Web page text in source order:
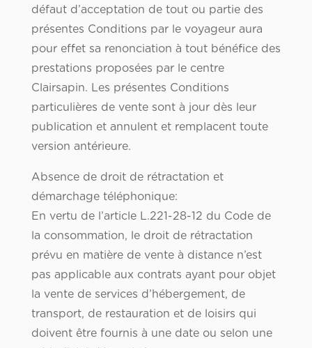
défaut d’acceptation de tout ou partie des
présentes Conditions par le voyageur aura
pour effet sa renonciation à tout bénéfice des
prestations proposées par le centre
Clairsapin. Les présentes Conditions
particulières de vente sont à jour dès leur
publication et annulent et remplacent toute
version antérieure.
Absence de droit de rétractation et
démarchage téléphonique:
En vertu de l’article L.221-28-12 du Code de
la consommation, le droit de rétractation
prévu en matière de vente à distance n’est
pas applicable aux contrats ayant pour objet
la vente de services d’hébergement, de
transport, de restauration et de loisirs qui
doivent être fournis à une date ou selon une